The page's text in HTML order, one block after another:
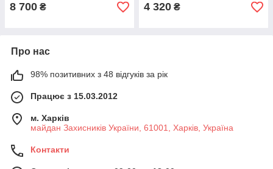
8 700 ₴ 4 320 ₴
Про нас
98% позитивних з 48 відгуків за рік
Працює з 15.03.2012
м. Харків
майдан Захисників України, 61001, Харків, Україна
Контакти